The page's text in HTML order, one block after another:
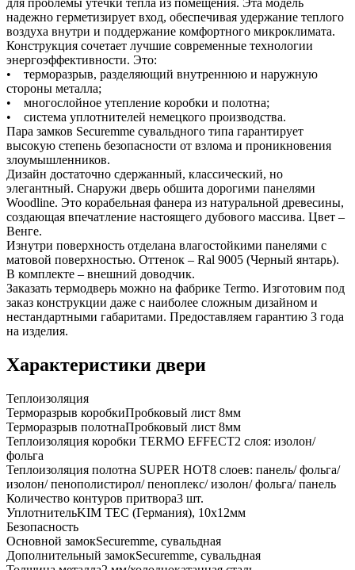
надежно герметизирует вход, обеспечивая удержание теплого
воздуха внутри и поддержание комфортного микроклимата.
Конструкция сочетает лучшие современные технологии
энергоэффективности. Это:
• терморазрыв, разделяющий внутреннюю и наружную
стороны металла;
• многослойное утепление коробки и полотна;
• система уплотнителей немецкого производства.
Пара замков Securemme сувальдного типа гарантирует
высокую степень безопасности от взлома и проникновения
злоумышленников.
Дизайн достаточно сдержанный, классический, но
элегантный. Снаружи дверь обшита дорогими панелями
Woodline. Это корабельная фанера из натуральной древесины,
создающая впечатление настоящего дубового массива. Цвет –
Венге.
Изнутри поверхность отделана влагостойкими панелями с
матовой поверхностью. Оттенок – Ral 9005 (Черный янтарь).
В комплекте – внешний доводчик.
Заказать термодверь можно на фабрике Termo. Изготовим под
заказ конструкции даже с наиболее сложным дизайном и
нестандартными габаритами. Предоставляем гарантию 3 года
на изделия.
Характеристики двери
Теплоизоляция
Терморазрыв коробкиПробковый лист 8мм
Терморазрыв полотнаПробковый лист 8мм
Теплоизоляция коробки TERMO EFFECT2 слоя: изолон/
фольга
Теплоизоляция полотна SUPER НОТ8 слоев: панель/ фольга/
изолон/ пенополистирол/ пеноплекс/ изолон/ фольга/ панель
Количество контуров притвора3 шт.
УплотнительKIM ТЕС (Германия), 10x12мм
Безопасность
Основной замокSecuremme, сувальдная
Дополнительный замокSecuremme, сувальдная